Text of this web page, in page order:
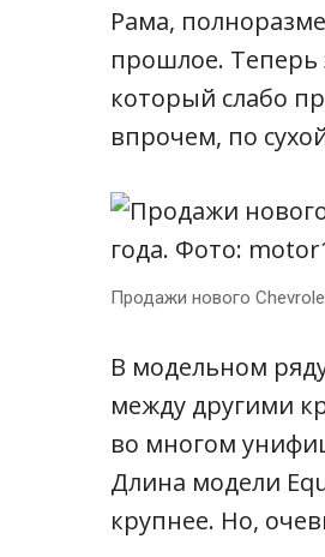
Рама,
прошлое. Теперь
который слабо
впрочем, по
Продажи нового
В модельном
между другими
во многом
Длина модели
крупнее. Но,